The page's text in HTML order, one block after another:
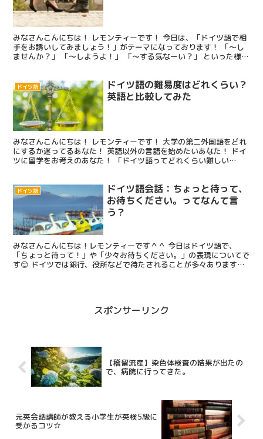
みなさんこんにちは！ レモンティーです！ 今日は、「ドイツ語で相
手をお誘いしてみましょう！」がテーマになっております！ 「～し
ませんか？」 「～しようよ！」 「～する気なーい？」 といった様々
ドイツ語
ドイツ語の難易度はどれくらい？
英語と比較してみた
みなさんこんにちは！ レモンティーです！ 大学の第二外国語をどれ
にするか迷ってるあなた！ 英語以外の言語を始めたいあなた！ ドイ
ツに留学をお考えのあなた！ 「ドイツ語ってどれくらい難しい
ドイツ語
ドイツ語会話：ちょっと待って、
お待ちください。ってなんて言
う？
みなさんこんにちは！レモンティーです＾＾ 今日はドイツ語で、
「ちょっと待って！」や「少々お待ちください。」の表現についてで
す😊 ドイツでは銀行、役所などで待たされることが多々あります。
スポンサーリンク
【稽留流産】染色体検査の結果が出たの
で、病院に行ってきた。
元英会話講師が教える小学生が英検5級に
受かるコツ☆